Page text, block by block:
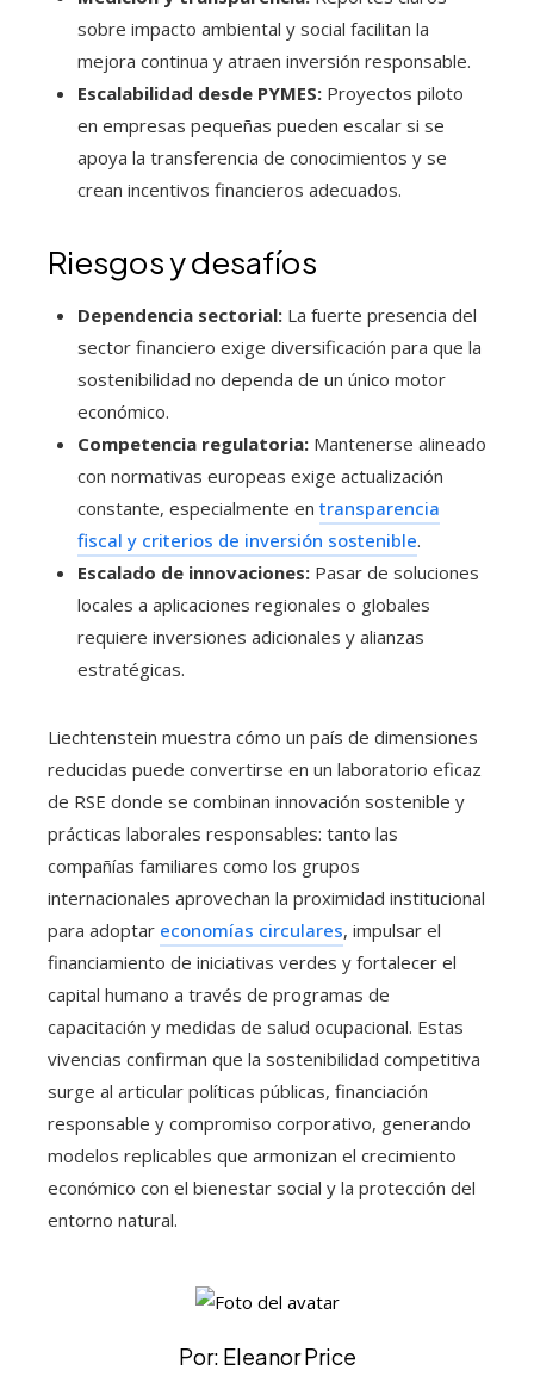
sobre impacto ambiental y social facilitan la
mejora continua y atraen inversión responsable.
Escalabilidad desde PYMES: Proyectos piloto
en empresas pequeñas pueden escalar si se
apoya la transferencia de conocimientos y se
crean incentivos financieros adecuados.
Riesgos y desafíos
Dependencia sectorial: La fuerte presencia del
sector financiero exige diversificación para que la
sostenibilidad no dependa de un único motor
económico.
Competencia regulatoria: Mantenerse alineado
con normativas europeas exige actualización
constante, especialmente en transparencia
fiscal y criterios de inversión sostenible.
Escalado de innovaciones: Pasar de soluciones
locales a aplicaciones regionales o globales
requiere inversiones adicionales y alianzas
estratégicas.
Liechtenstein muestra cómo un país de dimensiones
reducidas puede convertirse en un laboratorio eficaz
de RSE donde se combinan innovación sostenible y
prácticas laborales responsables: tanto las
compañías familiares como los grupos
internacionales aprovechan la proximidad institucional
para adoptar economías circulares, impulsar el
financiamiento de iniciativas verdes y fortalecer el
capital humano a través de programas de
capacitación y medidas de salud ocupacional. Estas
vivencias confirman que la sostenibilidad competitiva
surge al articular políticas públicas, financiación
responsable y compromiso corporativo, generando
modelos replicables que armonizan el crecimiento
económico con el bienestar social y la protección del
entorno natural.
Por: Eleanor Price